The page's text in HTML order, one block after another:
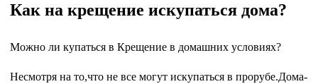
Как на крещение искупаться дома?
Можно ли купаться в Крещение в домашних условиях?
Несмотря на то,что не все могут искупаться в прорубе.Дома-